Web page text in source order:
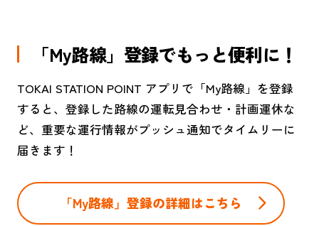
「My路線」登録でもっと便利に！
TOKAI STATION POINT アプリで「My路線」を登録
すると、登録した路線の運転見合わせ・計画運休な
ど、重要な運行情報がプッシュ通知でタイムリーに
届きます！
「My路線」登録の詳細はこちら